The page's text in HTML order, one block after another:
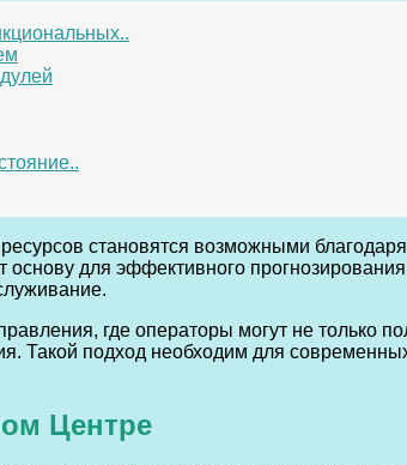
становятся возможными
для эффективного
где операторы могут не только
Такой подход необходим для
Центре